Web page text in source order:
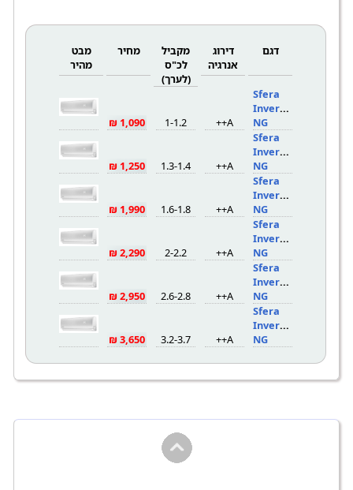
דגם
דירוג
אנרגיה
מקביל
לכ"ס
(לערך)
מחיר
מבט
מהיר
Sfera
Inverter 10
NG
A++
1-1.2
1,090 ₪
Sfera
Inverter 15
NG
A++
1.3-1.4
1,250 ₪
Sfera
Inverter 18
NG
A++
1.6-1.8
1,990 ₪
Sfera
Inverter 21
NG
A++
2-2.2
2,290 ₪
Sfera
Inverter 29
NG
A++
2.6-2.8
2,950 ₪
Sfera
Inverter 36
NG
A++
3.2-3.7
3,650 ₪